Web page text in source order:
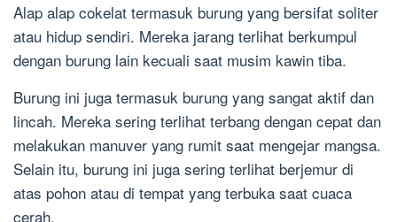
Alap alap cokelat termasuk burung yang bersifat soliter
atau hidup sendiri. Mereka jarang terlihat berkumpul
dengan burung lain kecuali saat musim kawin tiba.
Burung ini juga termasuk burung yang sangat aktif dan
lincah. Mereka sering terlihat terbang dengan cepat dan
melakukan manuver yang rumit saat mengejar mangsa.
Selain itu, burung ini juga sering terlihat berjemur di
atas pohon atau di tempat yang terbuka saat cuaca
cerah.